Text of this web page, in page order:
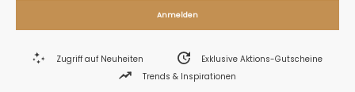
Anmelden
Zugriff auf Neuheiten
Exklusive Aktions-Gutscheine
Trends & Inspirationen